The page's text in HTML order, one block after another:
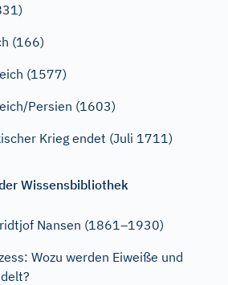
(166)
(1577)
Persien (1603)
Krieg endet (Juli 1711)
Wissensbibliothek
Nansen (1861–1930)
Wozu werden Eiweiße und